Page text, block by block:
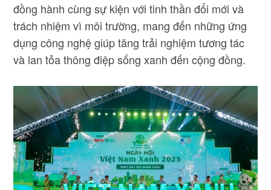
đồng hành cùng sự kiện với tinh thần đổi mới và
trách nhiệm vì môi trường, mang đến những ứng
dụng công nghệ giúp tăng trải nghiệm tương tác
và lan tỏa thông điệp sống xanh đến cộng đồng.